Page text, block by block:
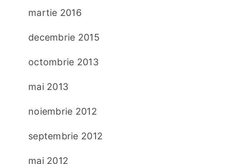
martie 2016
decembrie 2015
octombrie 2013
mai 2013
noiembrie 2012
septembrie 2012
mai 2012